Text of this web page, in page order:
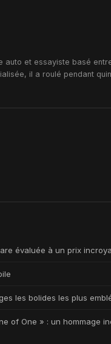
auto et essayiste basé
il a roulé pendant
évaluée à un prix
les bolides les plus
of One » : un hommage